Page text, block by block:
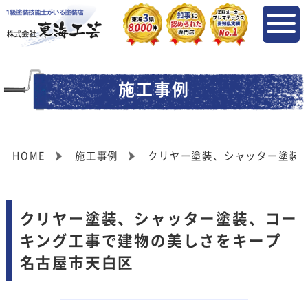
施工事例
HOME 施工事例 クリヤー塗装、シャッター塗装
クリヤー塗装、シャッター塗装、コー
キング工事で建物の美しさをキープ
名古屋市天白区